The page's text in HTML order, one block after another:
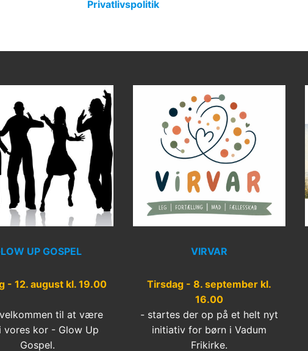
Privatlivspolitik
UP GOSPEL
- 12. august kl. 19.00
til at være
vores kor - Glow Up
Gospel.
VIRVAR
Tirsdag - 8. september kl.
16.00
- startes der op på et helt nyt
initiativ for børn i Vadum
Frikirke.